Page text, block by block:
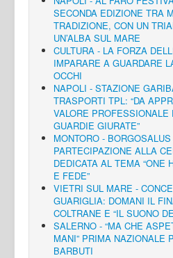
SECONDA EDIZIONE TRA
TRADIZIONE, CON UN
UN’ALBA SUL MARE
CULTURA - LA FORZA
IMPARARE A GUARDARE
OCCHI
NAPOLI - STAZIONE
TRASPORTI TPL: “DA
VALORE PROFESSIONALE
GUARDIE GIURATE”
MONTORO -
PARTECIPAZIONE ALLA
DEDICATA AL TEMA “ONE
E FEDE”
VIETRI SUL MARE -
GUARIGLIA: DOMANI IL
COLTRANE E “IL SUONO
SALERNO - “MA CHE
MANI” PRIMA NAZIONALE
BARBUTI